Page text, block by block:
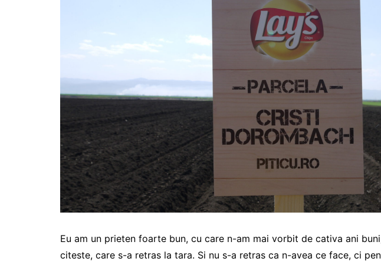
Eu am un prieten foarte bun, cu care n-am mai vorbit de cativa ani
citeste, care s-a retras la tara. Si nu s-a retras ca n-avea ce face, ci